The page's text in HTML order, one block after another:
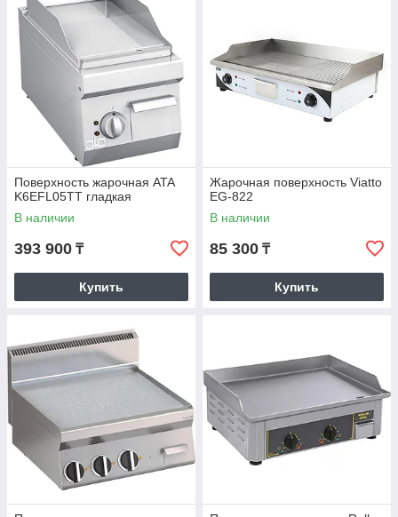
Поверхность жарочная ATA
K6EFL05TT гладкая
В наличии
393 900 ₸
Купить
Жарочная поверхность Viatto
EG-822
В наличии
85 300 ₸
Купить